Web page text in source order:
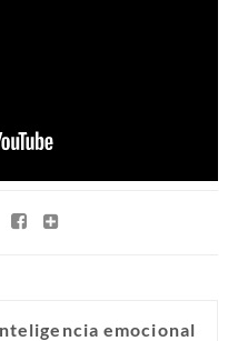
emocional